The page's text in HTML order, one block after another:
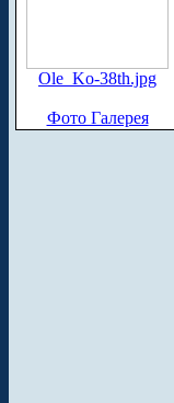
Ole_Ko-38th.jpg
Фото Галерея